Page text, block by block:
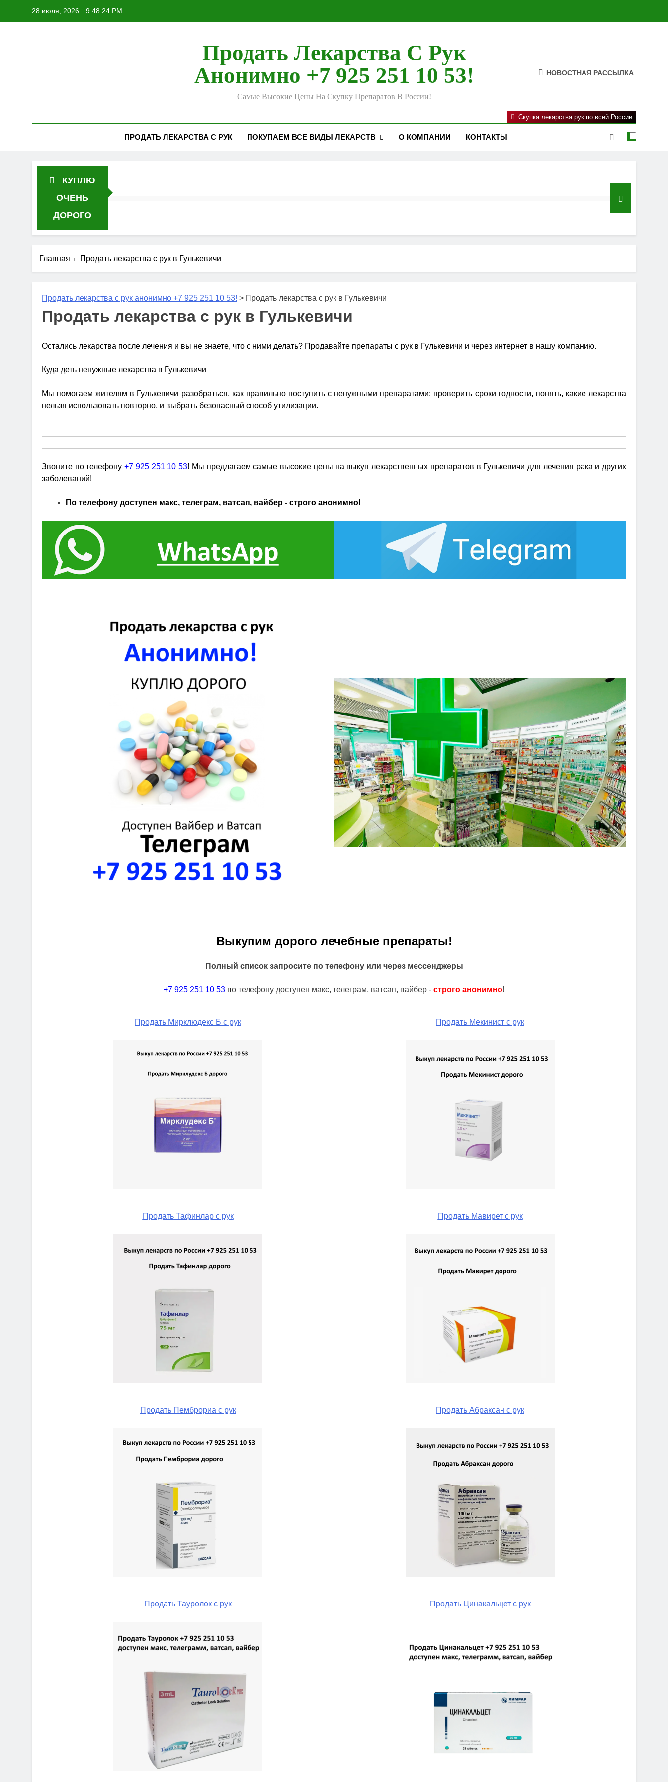
28 июля, 2026 9:48:26 PM
Продать Лекарства С Рук
Анонимно +7 925 251 10 53!
Самые Высокие Цены На Скупку Препаратов В России!
НОВОСТНАЯ РАССЫЛКА
ПРОДАТЬ ЛЕКАРСТВА С РУК ПОКУПАЕМ ВСЕ ВИДЫ ЛЕКАРСТВ О КОМПАНИИ КОНТАКТЫ
Скупка лекарства рук по всей России
КУПЛЮ
ОЧЕНЬ
ДОРОГО
Главная Продать лекарства с рук в Гулькевичи
Продать лекарства с рук анонимно +7 925 251 10 53! > Продать лекарства с рук в Гулькевичи
Продать лекарства с рук в Гулькевичи
Остались лекарства после лечения и вы не знаете, что с ними делать? Продавайте препараты с рук в Гулькевичи и через интернет в нашу компанию.
Куда деть ненужные лекарства в Гулькевичи
Мы помогаем жителям в Гулькевичи разобраться, как правильно поступить с ненужными препаратами: проверить сроки годности, понять, какие лекарства
нельзя использовать повторно, и выбрать безопасный способ утилизации.
Звоните по телефону+7 925 251 10 53! Мы предлагаем самые высокие цены на выкуп лекарственных препаратов в Гулькевичи для лечения рака и других
заболеваний!
По телефону доступен макс, телеграм, ватсап, вайбер - строго анонимно!
Выкупим дорого лечебные препараты!
Полный список запросите по телефону или через мессенджеры
+7 925 251 10 53 по телефону доступен макс, телеграм, ватсап, вайбер - строго анонимно!
Продать Мирклюдекс Б с рук Продать Мекинист с рук
Продать Тафинлар с рук Продать Мавирет с рук
Продать Пемброриа с рук Продать Абраксан с рук
Продать Тауролок с рук Продать Цинакальцет с рук